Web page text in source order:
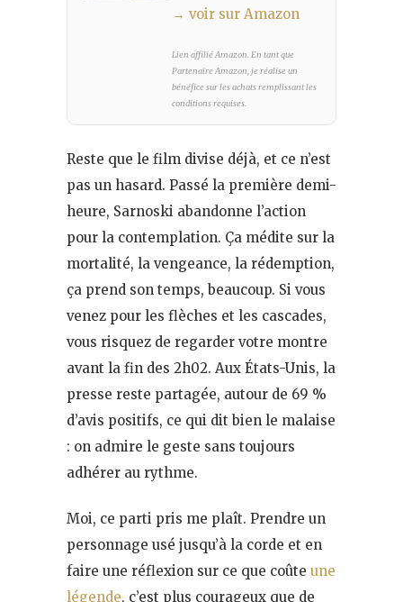
→ voir sur Amazon
Lien affilié Amazon. En tant que
Partenaire Amazon, je réalise un
bénéfice sur les achats remplissant les
conditions requises.
Reste que le film divise déjà, et ce n’est
pas un hasard. Passé la première demi-
heure, Sarnoski abandonne l’action
pour la contemplation. Ça médite sur la
mortalité, la vengeance, la rédemption,
ça prend son temps, beaucoup. Si vous
venez pour les flèches et les cascades,
vous risquez de regarder votre montre
avant la fin des 2h02. Aux États-Unis, la
presse reste partagée, autour de 69 %
d’avis positifs, ce qui dit bien le malaise
: on admire le geste sans toujours
adhérer au rythme.
Moi, ce parti pris me plaît. Prendre un
personnage usé jusqu’à la corde et en
faire une réflexion sur ce que coûte une
légende, c’est plus courageux que de